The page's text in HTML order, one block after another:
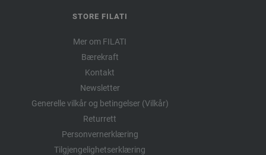
STORE FILATI
Mer om FILATI
Bærekraft
Kontakt
Newsletter
Generelle vilkår og betingelser (Vilkår)
Returrett
Personvernerklæring
Tilgjengelighetserklæring